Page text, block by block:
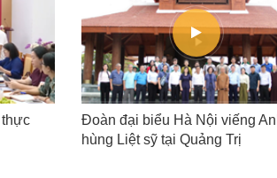
thực
Đoàn đại biểu Hà Nội viếng
hùng Liệt sỹ tại Quảng Trị